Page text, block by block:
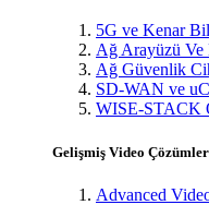
5G ve Kenar
Ağ Arayüzü Ve
Ağ Güvenlik
SD-WAN ve
WISE-STACK
Gelişmiş Video
Advanced